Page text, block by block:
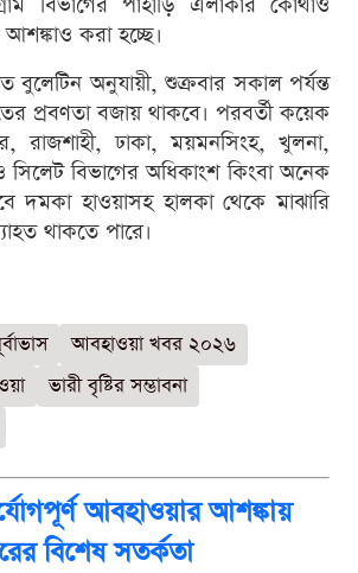
করা হচ্ছে।
বুলেটিন অনুযায়ী, শুক্রবার সকাল পর্যন্ত
প্রবণতা বজায় থাকবে। পরবর্তী কয়েক
রাজশাহী, ঢাকা, ময়মনসিংহ, খুলনা,
সিলেট বিভাগের অধিকাংশ কিংবা অনেক
দমকা হাওয়াসহ হালকা থেকে মাঝারি
থাকতে পারে।
আবহাওয়া খবর ২০২৬
ভারী বৃষ্টির সম্ভাবনা
আবহাওয়ার আশঙ্কায়
বিশেষ সতর্কতা